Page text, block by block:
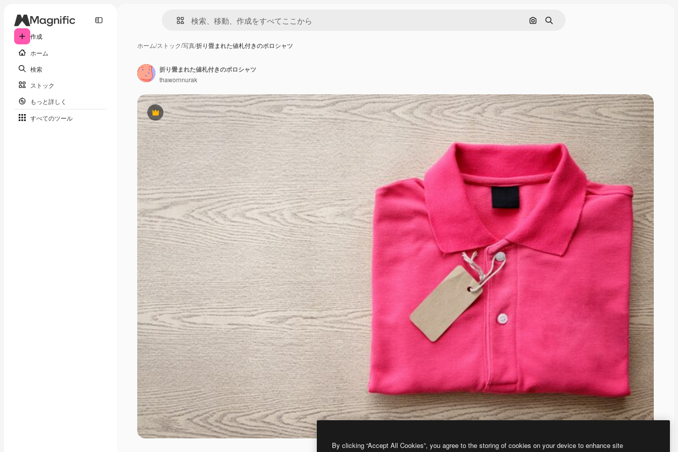
作成
ホーム
検索
ストック
もっと詳しく
すべてのツール
画像で検索
検索
ホーム/ストック/写真/折り畳まれた値札付きのポロシャツ
Premium
折り畳まれた値札付きのポロシャツ
thawornnurak
By clicking “Accept All Cookies”, you agree to the storing of cookies on your device to enhance site